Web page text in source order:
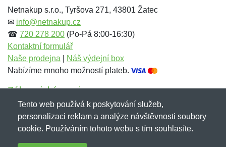
Netnakup s.r.o., Tyršova 271, 43801 Žatec
✉ info@netnakup.cz
☎ 720 278 200 (Po-Pá 8:00-16:30)
Kontaktní formulář
Naše prodejna
Náš výdejní box
Nabízíme mnoho možností plateb.
Zákaznický servis
Novinky emailem
Tento web používá k poskytování služeb,
personalizaci reklam a analýze návštěvnosti soubory
cookie. Používáním tohoto webu s tím souhlasíte.